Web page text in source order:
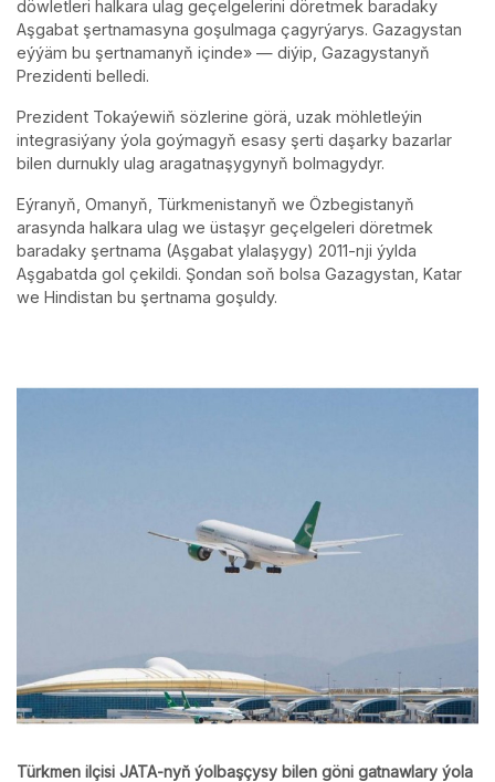
döwletleri halkara ulag geçelgelerini döretmek baradaky
Aşgabat şertnamasyna goşulmaga çagyrýarys. Gazagystan
eýýäm bu şertnamanyň içinde» — diýip, Gazagystanyň
Prezidenti belledi.
Prezident Tokaýewiň sözlerine görä, uzak möhletleýin
integrasiýany ýola goýmagyň esasy şerti daşarky bazarlar
bilen durnukly ulag aragatnaşygynyň bolmagydyr.
Eýranyň, Omanyň, Türkmenistanyň we Özbegistanyň
arasynda halkara ulag we üstaşyr geçelgeleri döretmek
baradaky şertnama (Aşgabat ylalaşygy) 2011-nji ýylda
Aşgabatda gol çekildi. Şondan soň bolsa Gazagystan, Katar
we Hindistan bu şertnama goşuldy.
Türkmen ilçisi JATA-nyň ýolbaşçysy bilen göni gatnawlary ýola